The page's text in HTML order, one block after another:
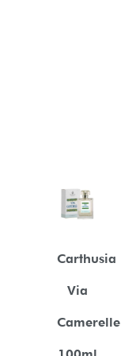
Carthusia
Via
Camerelle